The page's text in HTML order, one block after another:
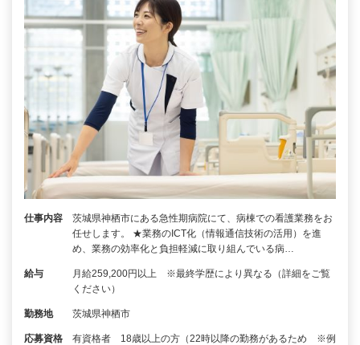
仕事内容
茨城県神栖市にある急性期病院にて、病棟での看護業務をお
任せします。 ★業務のICT化（情報通信技術の活用）を進
め、業務の効率化と負担軽減に取り組んでいる病…
給与
月給259,200円以上 ※最終学歴により異なる（詳細をご覧
ください）
勤務地 茨城県神栖市
応募資格
有資格者 18歳以上の方（22時以降の勤務があるため ※例